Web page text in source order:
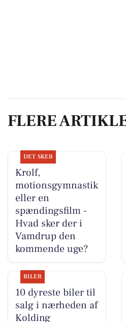
FLERE
DET SKER
Krolf,
motionsgymnastik
eller en
spændingsfilm -
Hvad sker der i
Vamdrup den
kommende uge?
BILER
10 dyreste biler til
salg i nærheden af
Kolding